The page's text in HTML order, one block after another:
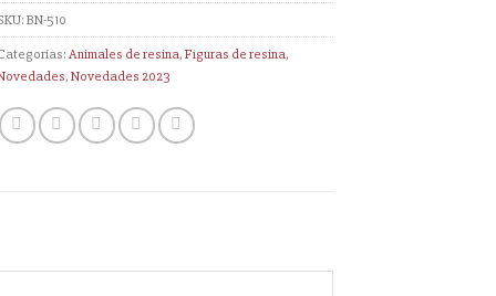
BN-510
Animales de resina,Figuras de resina,
,Novedades 2023